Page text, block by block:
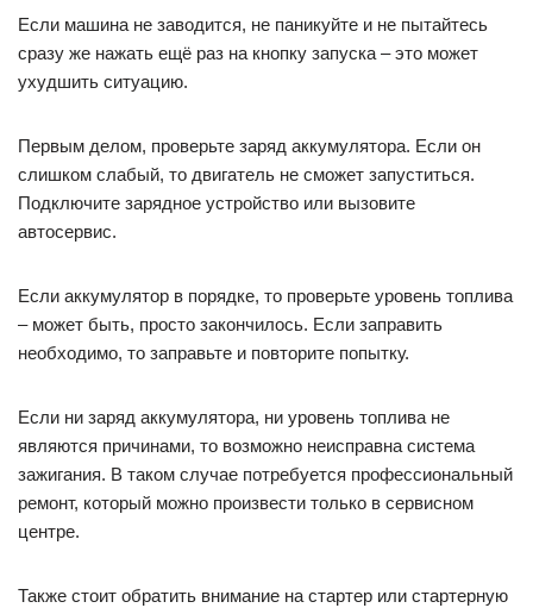
Если машина не заводится, не паникуйте и не пытайтесь
сразу же нажать ещё раз на кнопку запуска – это может
ухудшить ситуацию.
Первым делом, проверьте заряд аккумулятора. Если он
слишком слабый, то двигатель не сможет запуститься.
Подключите зарядное устройство или вызовите
автосервис.
Если аккумулятор в порядке, то проверьте уровень топлива
– может быть, просто закончилось. Если заправить
необходимо, то заправьте и повторите попытку.
Если ни заряд аккумулятора, ни уровень топлива не
являются причинами, то возможно неисправна система
зажигания. В таком случае потребуется профессиональный
ремонт, который можно произвести только в сервисном
центре.
Также стоит обратить внимание на стартер или стартерную